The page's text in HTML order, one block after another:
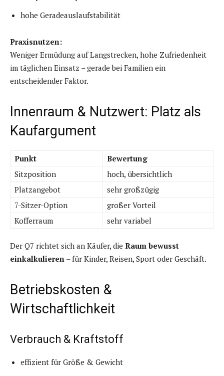
hohe Geradeauslaufstabilität
Praxisnutzen:
Weniger Ermüdung auf Langstrecken, hohe Zufriedenheit
im täglichen Einsatz – gerade bei Familien ein
entscheidender Faktor.
Innenraum & Nutzwert: Platz als
Kaufargument
Punkt
Bewertung
Sitzposition
hoch, übersichtlich
Platzangebot
sehr großzügig
7-Sitzer-Option
großer Vorteil
Kofferraum
sehr variabel
Der Q7 richtet sich an Käufer, die Raum bewusst
einkalkulieren – für Kinder, Reisen, Sport oder Geschäft.
Betriebskosten &
Wirtschaftlichkeit
Verbrauch & Kraftstoff
effizient für Größe & Gewicht